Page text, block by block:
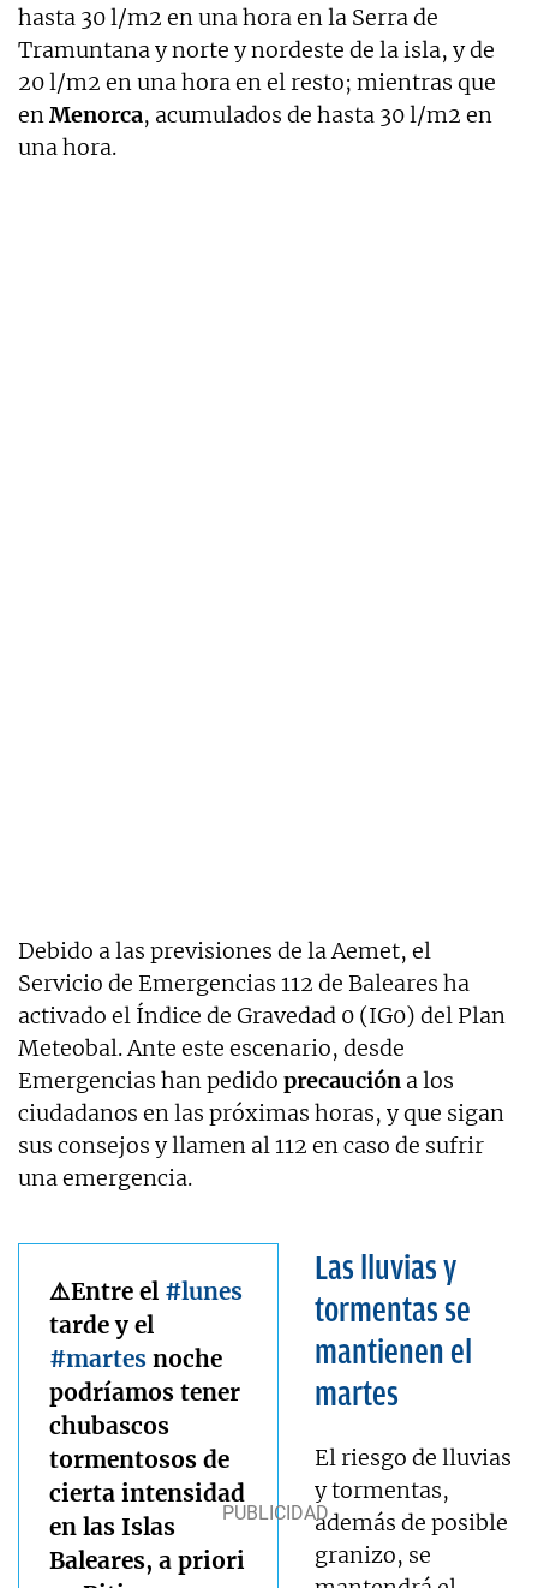
hasta 30 l/m2 en una hora en la Serra de
Tramuntana y norte y nordeste de la isla, y de
20 l/m2 en una hora en el resto; mientras que
enMenorca, acumulados de hasta 30 l/m2 en
una hora.
Debido a las previsiones de la Aemet, el
Servicio de Emergencias 112 de Baleares ha
activado el Índice de Gravedad 0 (IG0) del Plan
Meteobal. Ante este escenario, desde
Emergencias han pedido precaución a los
ciudadanos en las próximas horas, y que sigan
sus consejos y llamen al 112 en caso de sufrir
una emergencia.
⚠️Entre el #lunes
tarde y el
#martes noche
podríamos tener
chubascos
tormentosos de
cierta intensidad
en las Islas
Baleares, a priori
Las lluvias y
tormentas se
mantienen el
martes
El riesgo de lluvias
y tormentas,
además de posible
granizo, se